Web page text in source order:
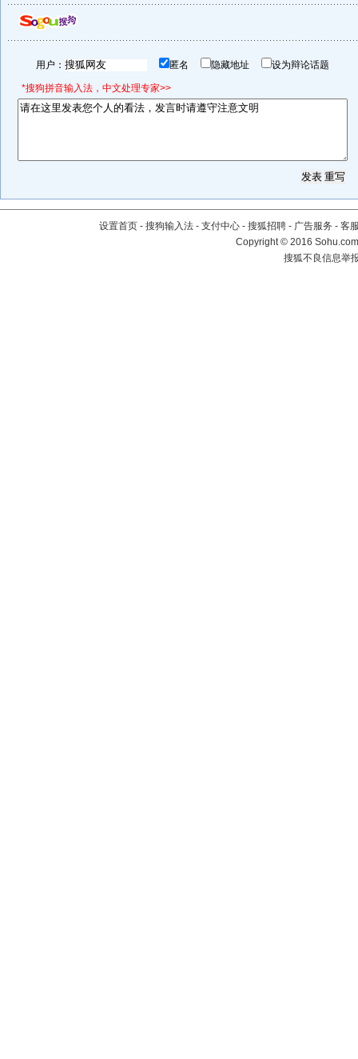
用户： 匿名 隐藏地址 设为辩论话题
*搜狗拼音输入法，中文处理专家>>
设置首页 - 搜狗输入法 - 支付中心 - 搜狐招聘 - 广告服务 - 客
Copyright©2016
搜狐不良信息举